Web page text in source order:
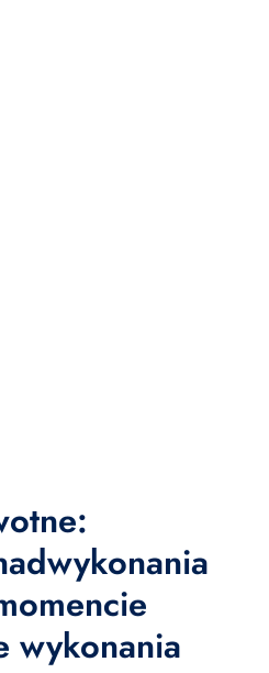
wykonania